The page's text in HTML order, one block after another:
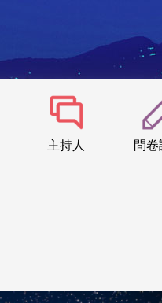
主持人 問卷